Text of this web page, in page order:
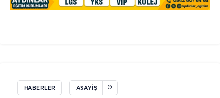
HABERLER ASAYIŞ